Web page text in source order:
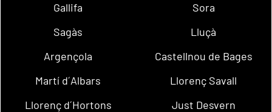
Gallifa
Sora
Sagàs
Lluçà
Argençola
Castellnou de Bages
Martí d´Albars
Llorenç Savall
Llorenç d´Hortons
Just Desvern